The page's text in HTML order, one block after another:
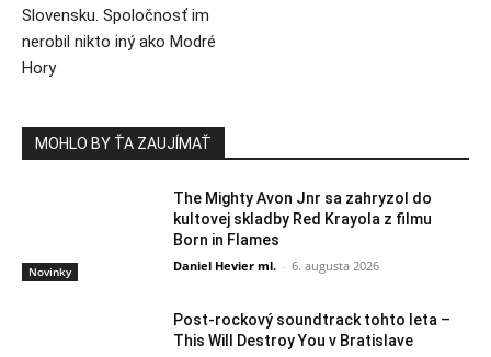
Slovensku. Spoločnosť im
nerobil nikto iný ako Modré
Hory
MOHLO BY ŤA ZAUJÍMAŤ
Novinky
The Mighty Avon Jnr sa zahryzol do
kultovej skladby Red Krayola z filmu
Born in Flames
Daniel Hevier ml. - 6. augusta 2026
Post-rockový soundtrack tohto leta –
This Will Destroy You v Bratislave